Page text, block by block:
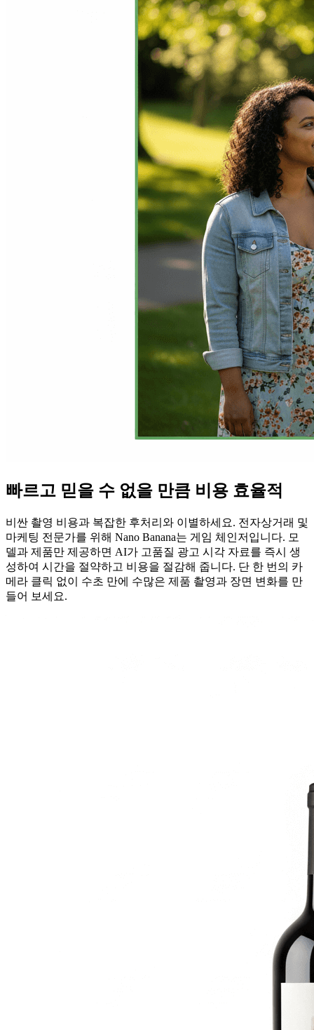
빠르고 믿을 수 없을 만큼 비용 효율적
비싼 촬영 비용과 복잡한 후처리와 이별하세요. 전자상거래 및
마케팅 전문가를 위해 Nano Banana는 게임 체인저입니다. 모
델과 제품만 제공하면 AI가 고품질 광고 시각 자료를 즉시 생
성하여 시간을 절약하고 비용을 절감해 줍니다. 단 한 번의 카
메라 클릭 없이 수초 만에 수많은 제품 촬영과 장면 변화를 만
들어 보세요.